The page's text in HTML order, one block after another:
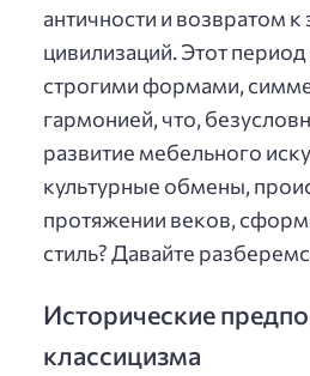
античности и возвратом к
цивилизаций. Этот
строгими формами,
гармонией, что,
развитие мебельного
культурные обмены,
протяжении веков,
стиль? Давайте
Исторические
классицизма